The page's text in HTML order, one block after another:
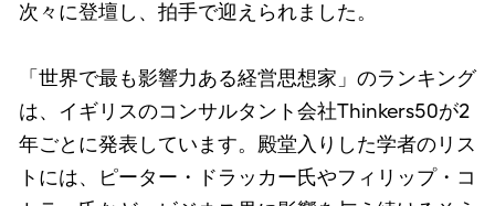
次々に登壇し、拍手で迎えられました。
「世界で最も影響力ある経営思想家」のランキング
は、イギリスのコンサルタント会社Thinkers50が2
年ごとに発表しています。殿堂入りした学者のリス
トには、ピーター・ドラッカー氏やフィリップ・コ